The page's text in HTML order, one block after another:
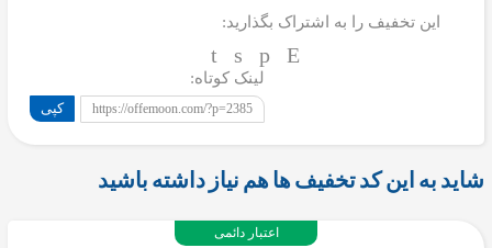
این تخفیف را به اشتراک بگذارید:
لینک کوتاه:
https://offemoon.com/?p=2385 کپی
شاید به این کد تخفیف ها هم نیاز داشته باشید
اعتبار دائمی